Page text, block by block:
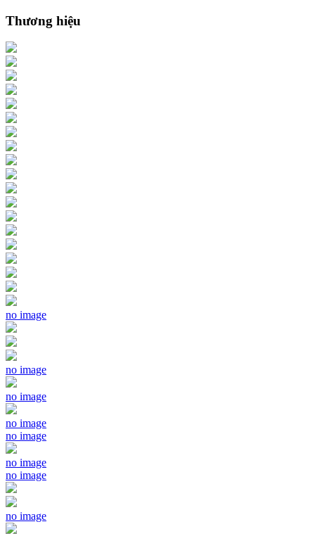
Thương hiệu
no image
no image
no image
no image
no image
no image
no image
no image